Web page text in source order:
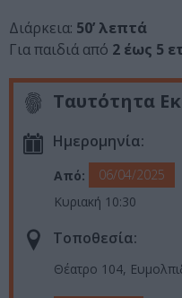
Διάρκεια: 50’ λεπτά
Για παιδιά από 2 έως 5
Ταυτότητα
Ημερομηνία:
Από:
06/04/2025
Κυριακή 10:30
Τοποθεσία:
Θέατρο 104,